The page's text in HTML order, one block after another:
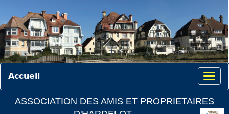
Accueil
ASSOCIATION DES AMIS ET PROPRIETAIRES